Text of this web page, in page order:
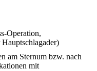
Operation,
am Sternum bzw. nach
mit